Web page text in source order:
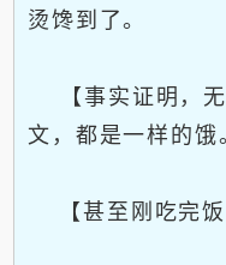
烫馋到了。
【事实证明，无
文，都是一样的饿
【甚至刚吃完饭